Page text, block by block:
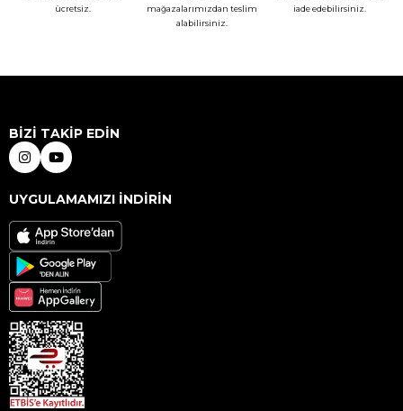
ücretsiz.
mağazalarımızdan teslim
alabilirsiniz.
iade edebilirsiniz.
BİZİ TAKİP EDİN
UYGULAMAMIZI İNDİRİN